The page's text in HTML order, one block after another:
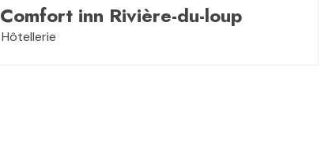
Comfort inn Rivière-du-loup
Hôtellerie